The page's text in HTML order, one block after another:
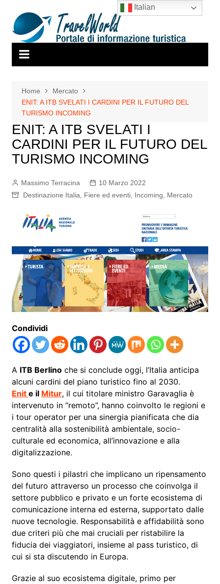
contenuto
Home
Mercato
ENIT: A ITB SVELATI I CARDINI PER IL FUTURO DEL
TURISMO INCOMING
ENIT: A ITB SVELATI I
CARDINI PER IL FUTURO DEL
TURISMO INCOMING
Massimo Terracina
10 Marzo 2022
Destinazione Italia
Fiere ed eventi, Incoming Mercato
Condividi
A ITB Berlinoche si conclude oggi, l’Italia anticipa
alcuni cardini del piano turistico fino al 2030.
Enit e il Mitur, il cui titolare ministro Garavaglia è
intervenuto in “remoto”, hanno coinvolto le regioni e
i tour operator per una sinergia pianificata che dia
centralità alla sostenibilità ambientale, socio-
culturale ed economica, all’innovazione e alla
digitalizzazione.
Sono questi i pilastri che implicano un ripensamento
del futuro attraverso un processo che coinvolga il
settore pubblico e privato e un forte ecosistema di
comunicazione interna ed esterna, supportato dalle
nuove tecnologie. Responsabilità e affidabilità sono
due criteri più che mai cruciali per ristabilire la
fiducia dei viaggiatori, insieme al pass turistico, di
cui si sta discutendo in Europa.
Grazie al suo ecosistema digitale, primo per
Italian